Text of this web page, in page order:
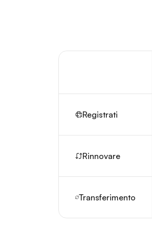
Registrati
Rinnovare
Transferimento